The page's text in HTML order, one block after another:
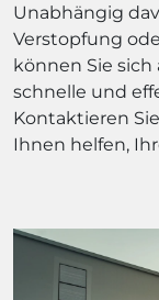
Unabhängig
Verstopfung
können Sie sich
schnelle und
Kontaktieren
Ihnen helfen,